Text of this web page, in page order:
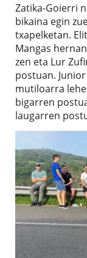
Zatika-Goierri
bikaina egin
txapelketan.
Mangas
zen eta Lur
postuan.
mutiloarra
bigarren
laugarren